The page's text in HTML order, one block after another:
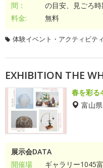
間：
の目安、見ごろ
料金:
無料
体験イベント・アクティビティ
EXHIBITION THE
春を彩る
富山
展示会DATA
開催場
ギャラリー1045